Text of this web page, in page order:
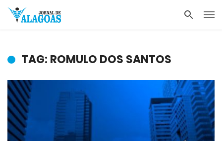
TAG: ROMULO DOS SANTOS